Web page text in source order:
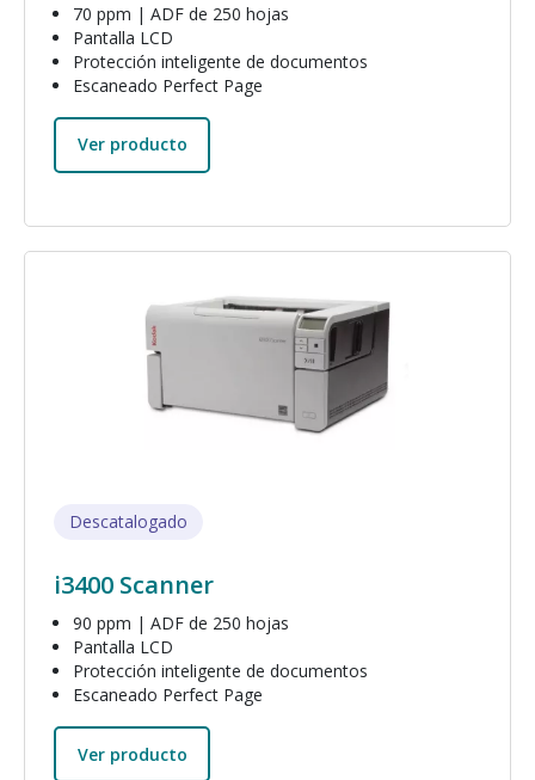
70 ppm | ADF de 250 hojas
Pantalla LCD
Protección inteligente de documentos
Escaneado Perfect Page
Ver producto
Imagen
Descatalogado
i3400 Scanner
90 ppm | ADF de 250 hojas
Pantalla LCD
Protección inteligente de documentos
Escaneado Perfect Page
Ver producto